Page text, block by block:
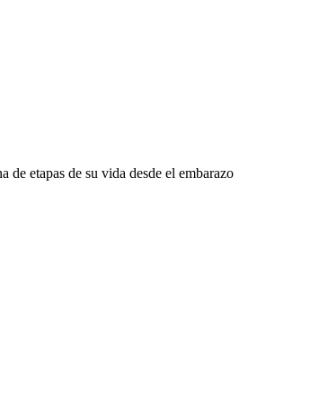
de etapas de su vida desde el embarazo